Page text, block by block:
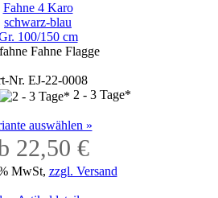
Fahne 4 Karo
schwarz-blau
100/150 cm
Fahne Flagge
Nr. EJ-22-0008
2 - 3 Tage*
auswählen »
22,50 €
MwSt, zzgl. Versand